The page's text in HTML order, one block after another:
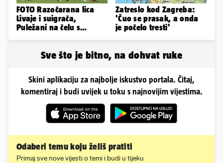
FOTO Razočarana lica
Livaje i suigrača,
Puležani na čelu s
Zatreslo kod Zagreba:
'Čuo se prasak, a onda
je počelo tresti'
Sve što je bitno, na dohvat ruke
Skini aplikaciju za najbolje iskustvo portala. Čitaj,
komentiraj i budi uvijek u toku s najnovijim vijestima.
Odaberi temu koju želiš pratiti
Primaj sve nove vijesti o temi i budi u tijeku